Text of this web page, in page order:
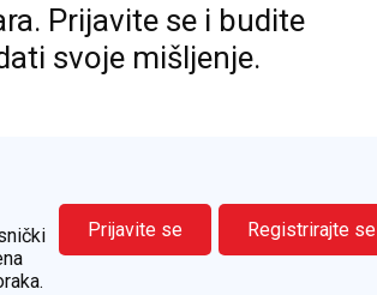
Prijavite se i budite
svoje mišljenje.
Prijavite se Registrirajte se